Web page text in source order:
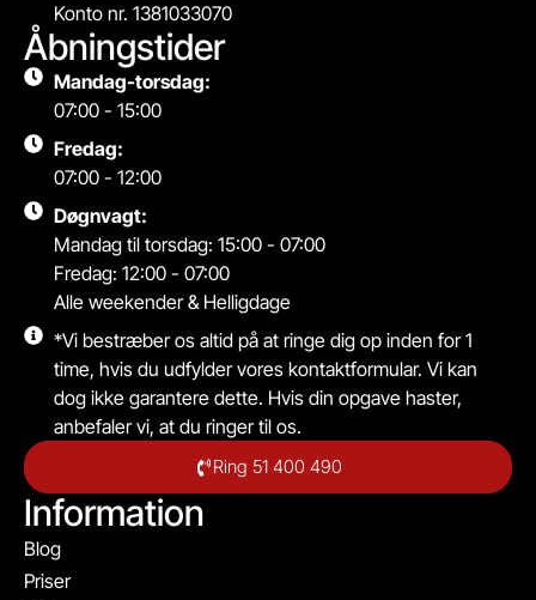
Konto nr. 1381033070
Åbningstider
Mandag-torsdag:
07:00 - 15:00
Fredag:
07:00 - 12:00
Døgnvagt:
Mandag til torsdag: 15:00 - 07:00
Fredag: 12:00 - 07:00
Alle weekender & Helligdage
*Vi bestræber os altid på at ringe dig op inden for 1
time, hvis du udfylder vores kontaktformular. Vi kan
dog ikke garantere dette. Hvis din opgave haster,
anbefaler vi, at du ringer til os.
Ring 51 400 490
Information
Blog
Priser